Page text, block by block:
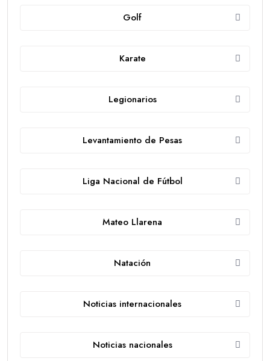
Golf
Karate
Legionarios
Levantamiento de Pesas
Liga Nacional de Fútbol
Mateo Llarena
Natación
Noticias internacionales
Noticias nacionales